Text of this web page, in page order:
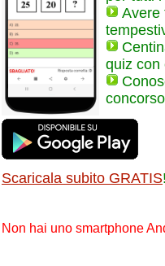
Avere
quiz con
Scaricala subito GRATIS!
Non hai uno smartphone